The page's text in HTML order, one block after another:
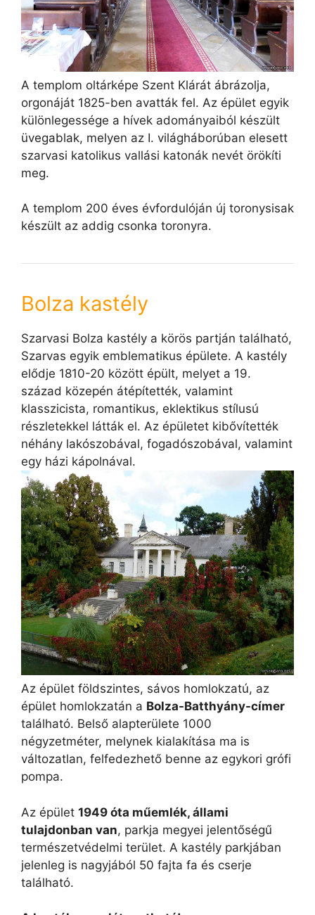
A templom oltárképe Szent Klárát ábrázolja,
orgonáját 1825-ben avatták fel. Az épület egyik
különlegessége a hívek adományaiból készült
üvegablak, melyen az I. világháborúban elesett
szarvasi katolikus vallási katonák nevét örökíti
meg.
A templom 200 éves évfordulóján új toronysisak
készült az addig csonka toronyra.
Bolza kastély
Szarvasi Bolza kastély a körös partján található,
Szarvas egyik emblematikus épülete. A kastély
elődje 1810-20 között épült, melyet a 19.
század közepén átépítették, valamint
klasszicista, romantikus, eklektikus stílusú
részletekkel látták el. Az épületet kibővítették
néhány lakószobával, fogadószobával, valamint
egy házi kápolnával.
Az épület földszintes, sávos homlokzatú, az
épület homlokzatán a Bolza-Batthyány-címer
található. Belső alapterülete 1000
négyzetméter, melynek kialakítása ma is
változatlan, felfedezhető benne az egykori grófi
pompa.
Az épület 1949 óta műemlék, állami
tulajdonban van, parkja megyei jelentőségű
természetvédelmi terület. A kastély parkjában
jelenleg is nagyjából 50 fajta fa és cserje
található.